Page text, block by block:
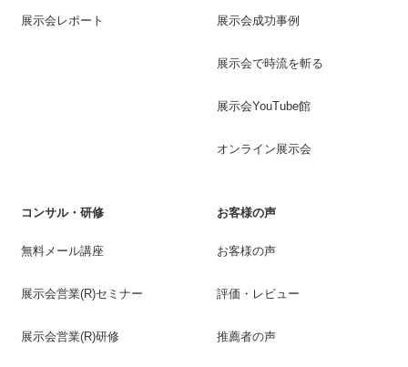
展示会レポート 展示会成功事例
展示会で時流を斬る
展示会YouTube館
オンライン展示会
コンサル・研修
無料メール講座
展示会営業(R)セミナー
展示会営業(R)研修
お客様の声
お客様の声
評価・レビュー
推薦者の声